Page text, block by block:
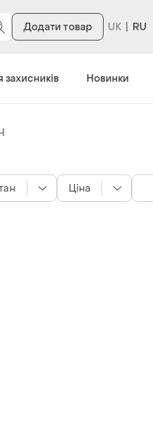
Додати товар RU
захисників Новинки
Ціна